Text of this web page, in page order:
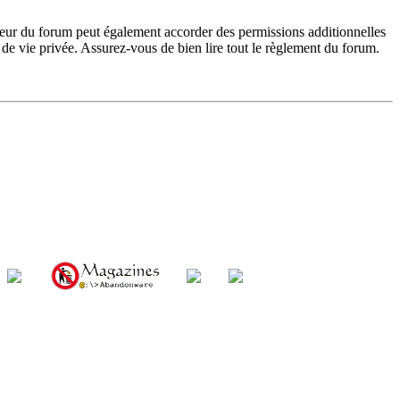
du forum peut également accorder des permissions additionnelles
vie privée. Assurez-vous de bien lire tout le règlement du forum.